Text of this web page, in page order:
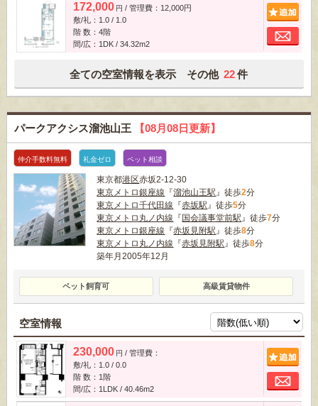
172,000 円 / 管理費：12,000円
敷/礼：1.0 / 1.0
階 数：4階
間/広：1DK / 34.32m2
全ての空室情報を表示 その他 22 件
パークアクシス溜池山王 【08月08日更新】
仲介手数料無料 礼金ゼロ ペット相談
東京都港区赤坂2-12-30
東京メトロ銀座線 『溜池山王駅』徒歩2分
東京メトロ千代田線 『赤坂駅』徒歩5分
東京メトロ丸ノ内線 『 国会議事堂前駅』徒歩7分
東京メトロ銀座線 『赤坂見附駅』徒歩8分
東京メトロ丸ノ内線 『赤坂見附駅』徒歩8分
築年月2005年12月
ペット飼育可 高級賃貸物件
空室情報
230,000 円 / 管理費：
敷/礼：1.0 / 0.0
階 数：1階
間/広：1LDK / 40.46m2